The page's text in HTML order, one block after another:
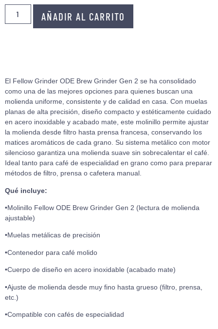
AÑADIR AL CARRITO
El Fellow Grinder ODE Brew Grinder Gen 2 se ha consolidado
como una de las mejores opciones para quienes buscan una
molienda uniforme, consistente y de calidad en casa. Con muelas
planas de alta precisión, diseño compacto y estéticamente cuidado
en acero inoxidable y acabado mate, este molinillo permite ajustar
la molienda desde filtro hasta prensa francesa, conservando los
matices aromáticos de cada grano. Su sistema metálico con motor
silencioso garantiza una molienda suave sin sobrecalentar el café.
Ideal tanto para café de especialidad en grano como para preparar
métodos de filtro, prensa o cafetera manual.
Qué incluye:
•Molinillo Fellow ODE Brew Grinder Gen 2 (lectura de molienda
ajustable)
•Muelas metálicas de precisión
•Contenedor para café molido
•Cuerpo de diseño en acero inoxidable (acabado mate)
•Ajuste de molienda desde muy fino hasta grueso (filtro, prensa,
etc.)
•Compatible con cafés de especialidad